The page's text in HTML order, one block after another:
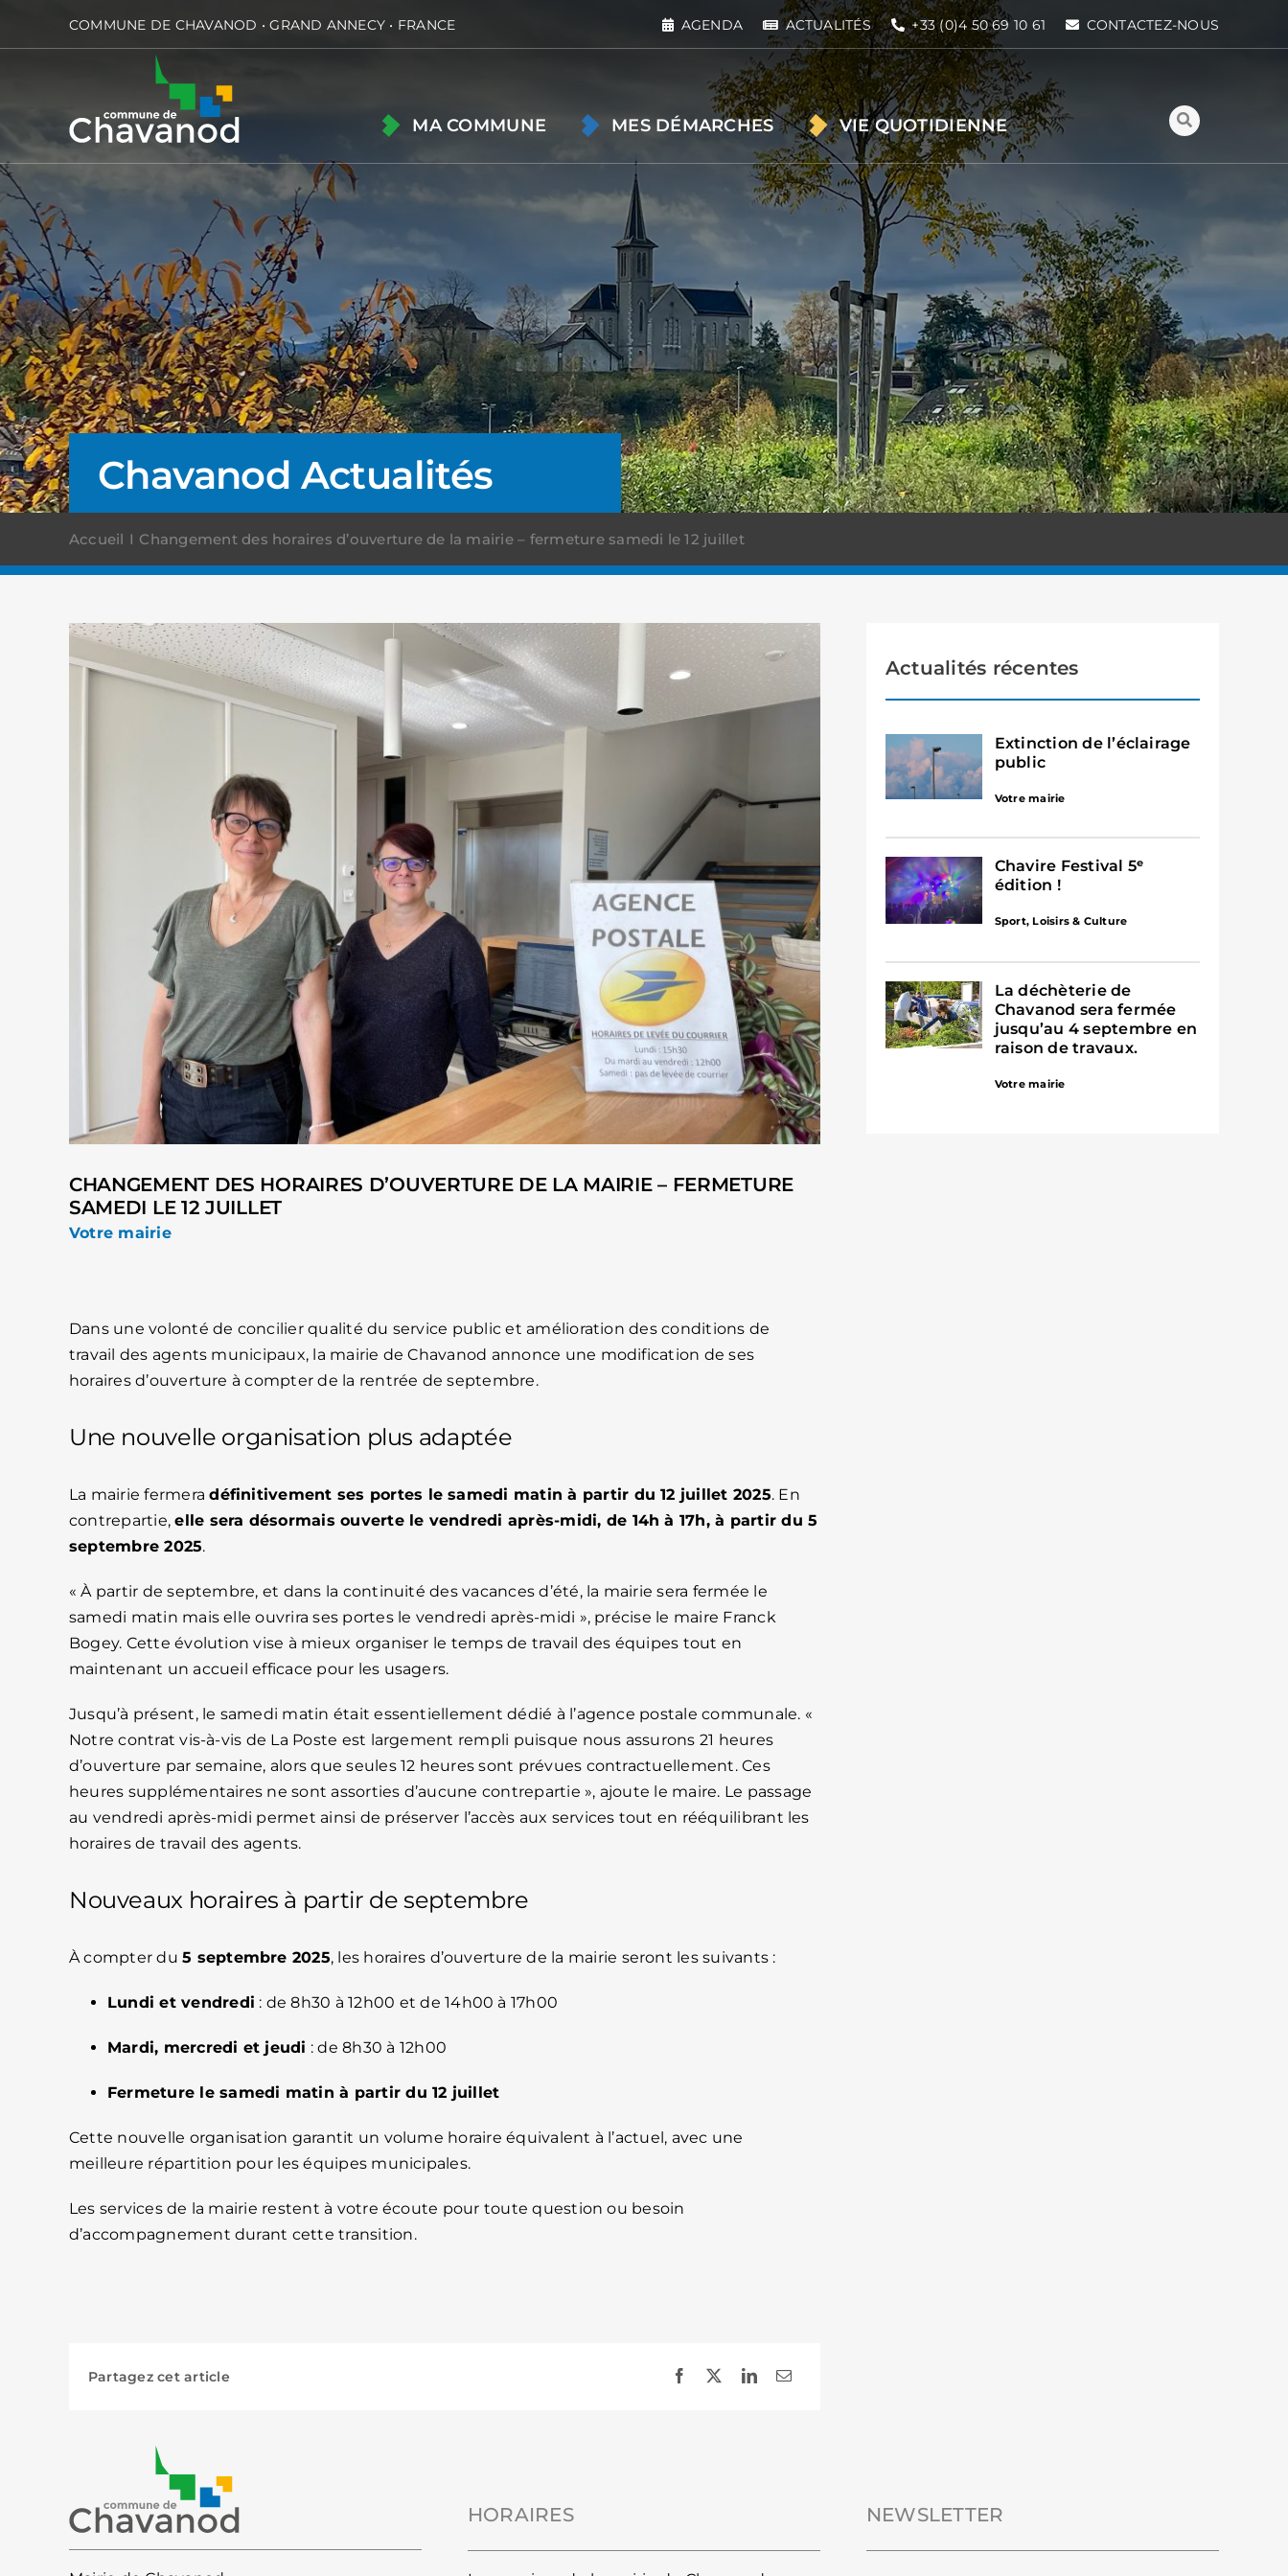
COMMUNE DE CHAVANOD • GRAND ANNECY • FRANCE AGENDA ACTUALITÉS +33 (0)4 50 69 10 61 CONTACTEZ-NOUS
MA COMMUNE MES DÉMARCHES VIE QUOTIDIENNE
Chavanod Actualités
Accueil Changement des horaires d’ouverture de la mairie – fermeture samedi le 12 juillet
CHANGEMENT DES HORAIRES D’OUVERTURE DE LA MAIRIE – FERMETURE
SAMEDI LE 12 JUILLET
Votre mairie
Dans une volonté de concilier qualité du service public et amélioration des conditions de
travail des agents municipaux, la mairie de Chavanod annonce une modification de ses
horaires d’ouverture à compter de la rentrée de septembre.
Une nouvelle organisation plus adaptée
La mairie fermeradéfinitivement ses portes le samedi matin à partir du 12 juillet 2025. En
contrepartie,elle sera désormais ouverte le vendredi après-midi, de 14h à 17h, à partir du 5
septembre 2025.
« À partir de septembre, et dans la continuité des vacances d’été, la mairie sera fermée le
samedi matin mais elle ouvrira ses portes le vendredi après-midi », précise le maire Franck
Bogey. Cette évolution vise à mieux organiser le temps de travail des équipes tout en
maintenant un accueil efficace pour les usagers.
Jusqu’à présent, le samedi matin était essentiellement dédié à l’agence postale communale. «
Notre contrat vis-à-vis de La Poste est largement rempli puisque nous assurons 21 heures
d’ouverture par semaine, alors que seules 12 heures sont prévues contractuellement. Ces
heures supplémentaires ne sont assorties d’aucune contrepartie », ajoute le maire. Le passage
au vendredi après-midi permet ainsi de préserver l’accès aux services tout en rééquilibrant les
horaires de travail des agents.
Nouveaux horaires à partir de septembre
À compter du5 septembre 2025, les horaires d’ouverture de la mairie seront les suivants :
Lundi et vendredi : de 8h30 à 12h00 et de 14h00 à 17h00
Mardi, mercredi et jeudi : de 8h30 à 12h00
Fermeture le samedi matin à partir du 12 juillet
Cette nouvelle organisation garantit un volume horaire équivalent à l’actuel, avec une
meilleure répartition pour les équipes municipales.
Les services de la mairie restent à votre écoute pour toute question ou besoin
d’accompagnement durant cette transition.
Partagez cet article
Actualités récentes
Extinction de l’éclairage
public
Votre mairie
Chavire Festival 5ᵉ
édition !
Sport, Loisirs & Culture
La déchèterie de
Chavanod sera fermée
jusqu’au 4 septembre en
raison de travaux.
Votre mairie
HORAIRES NEWSLETTER